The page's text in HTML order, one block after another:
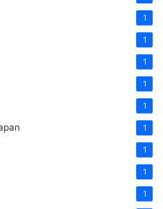
1
1
1
1
1
1
1
1
1